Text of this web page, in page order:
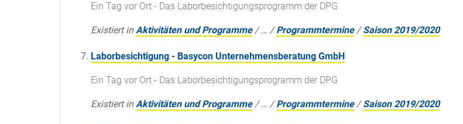
Ein Tag vor Ort - Das Laborbesichtigungsprogramm der DPG
Existiert in Aktivitäten und Programme /… /Programmtermine /Saison 2019/2020
Laborbesichtigung - Basycon Unternehmensberatung GmbH
Ein Tag vor Ort - Das Laborbesichtigungsprogramm der DPG
Existiert in Aktivitäten und Programme /… /Programmtermine /Saison 2019/2020